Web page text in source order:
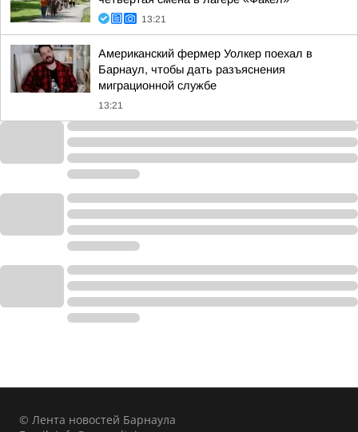
13:21
Американский фермер Уолкер поехал в
Барнаул, чтобы дать разъяснения
миграционной службе
13:21
© Лента новостей Барнаула